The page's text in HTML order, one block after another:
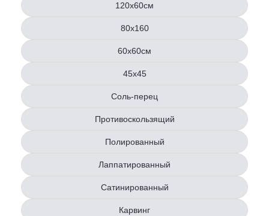
120х60см
80x160
60х60см
45х45
Соль-перец
Противоскользящий
Полированный
Лаппатированный
Сатинированный
Карвинг